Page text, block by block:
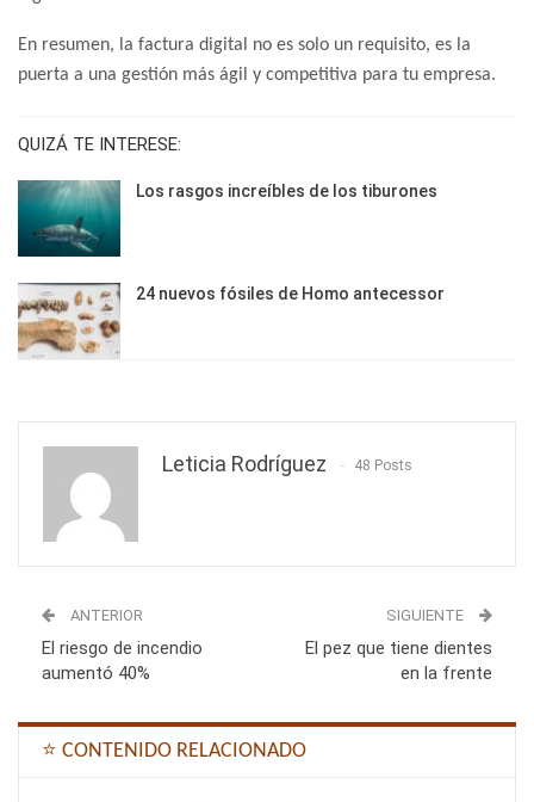
En resumen, la factura digital no es solo un requisito, es la
puerta a una gestión más ágil y competitiva para tu empresa.
QUIZÁ TE INTERESE:
Los rasgos increíbles de los tiburones
24 nuevos fósiles de Homo antecessor
Leticia Rodríguez 48 Posts
ANTERIOR
El riesgo de incendio
aumentó 40%
SIGUIENTE
El pez que tiene dientes
en la frente
⭐ CONTENIDO RELACIONADO